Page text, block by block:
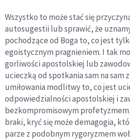
Wszystko to może stać się
autosugestii lub sprawić, że
pochodzące od Boga to, co jest
egoistycznym pragnieniem. I tak
gorliwości apostolskiej lub
ucieczką od spotkania sam na sam
umiłowania modlitwy to, co jest
odpowiedzialności apostolskiej i
bezkompromisowym
braki, kryć się może demagogia,
parze z podobnym rygoryzmem